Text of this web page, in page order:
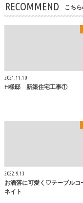
RECOMMEND こちら
2021.11.10
H様邸 新築住宅工事①
2022.9.13
お洒落に可愛く♡テーブルコ
ネイト